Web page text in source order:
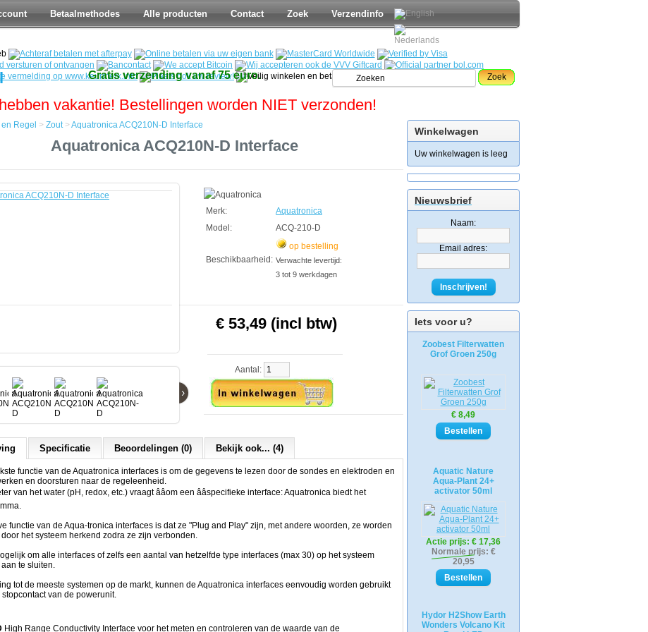
Betaalmethodes Alle producten Contact Zoek Verzendinfo
Gratis verzending vanaf 75 euro. Zoek
vakantie! Bestellingen worden NIET verzonden!
Winkelwagen
Uw winkelwagen is leeg
Nieuwsbrief
Naam:
Email adres:
Inschrijven!
Iets voor u?
Zoobest Filterwatten
Grof Groen 250g
€ 8,49
Aquatic Nature
Aqua-Plant 24+
activator 50ml
Actie prijs: € 17,36
Normale prijs: €
20,95
Hydor H2Show Earth
Wonders Volcano Kit
Regel > Zout> Aquatronica ACQ210N-D Interface
Aquatronica ACQ210N-D Interface
›
Merk:
Aquatronica
Model:
ACQ-210-D
Beschikbaarheid:
op bestelling
Verwachte levertijd:
3 tot 9 werkdagen
€ 53,49 (incl btw)
Aantal:
Specificatie Beoordelingen (0) Bekijk ook... (4)
functie van de Aquatronica interfaces is om de gegevens te lezen door de sondes en elektroden en
en doorsturen naar de regeleenheid.
van het water (pH, redox, etc.) vraagt ââom een ââspecifieke interface: Aquatronica biedt het
functie van de Aqua-tronica interfaces is dat ze "Plug and Play" zijn, met andere woorden, ze worden
het systeem herkend zodra ze zijn verbonden.
om alle interfaces of zelfs een aantal van hetzelfde type interfaces (max 30) op het systeem
te sluiten.
tot de meeste systemen op de markt, kunnen de Aquatronica interfaces eenvoudig worden gebruikt
van de powerunit.
High Range Conductivity Interface voor het meten en controleren van de waarde van de